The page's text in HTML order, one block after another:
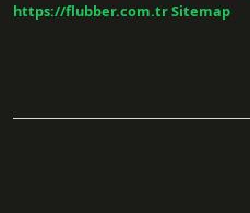
https://flubber.com.trSitemap